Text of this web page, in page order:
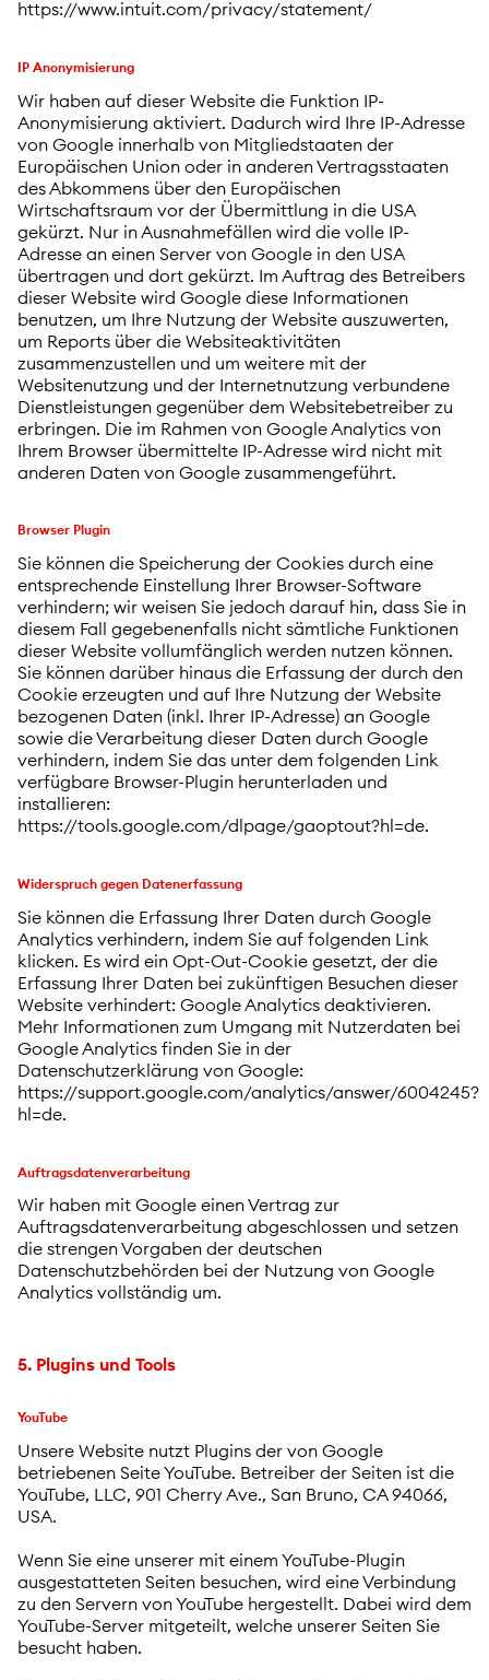
https://www.intuit.com/privacy/statement/
IP Anonymisierung
Wir haben auf dieser Website die Funktion IP-
Anonymisierung aktiviert. Dadurch wird Ihre IP-Adresse
von Google innerhalb von Mitgliedstaaten der
Europäischen Union oder in anderen Vertragsstaaten
des Abkommens über den Europäischen
Wirtschaftsraum vor der Übermittlung in die USA
gekürzt. Nur in Ausnahmefällen wird die volle IP-
Adresse an einen Server von Google in den USA
übertragen und dort gekürzt. Im Auftrag des Betreibers
dieser Website wird Google diese Informationen
benutzen, um Ihre Nutzung der Website auszuwerten,
um Reports über die Websiteaktivitäten
zusammenzustellen und um weitere mit der
Websitenutzung und der Internetnutzung verbundene
Dienstleistungen gegenüber dem Websitebetreiber zu
erbringen. Die im Rahmen von Google Analytics von
Ihrem Browser übermittelte IP-Adresse wird nicht mit
anderen Daten von Google zusammengeführt.
Browser Plugin
Sie können die Speicherung der Cookies durch eine
entsprechende Einstellung Ihrer Browser-Software
verhindern; wir weisen Sie jedoch darauf hin, dass Sie in
diesem Fall gegebenenfalls nicht sämtliche Funktionen
dieser Website vollumfänglich werden nutzen können.
Sie können darüber hinaus die Erfassung der durch den
Cookie erzeugten und auf Ihre Nutzung der Website
bezogenen Daten (inkl. Ihrer IP-Adresse) an Google
sowie die Verarbeitung dieser Daten durch Google
verhindern, indem Sie das unter dem folgenden Link
verfügbare Browser-Plugin herunterladen und
installieren:
https://tools.google.com/dlpage/gaoptout?hl=de.
Widerspruch gegen Datenerfassung
Sie können die Erfassung Ihrer Daten durch Google
Analytics verhindern, indem Sie auf folgenden Link
klicken. Es wird ein Opt-Out-Cookie gesetzt, der die
Erfassung Ihrer Daten bei zukünftigen Besuchen dieser
Website verhindert: Google Analytics deaktivieren.
Mehr Informationen zum Umgang mit Nutzerdaten bei
Google Analytics finden Sie in der
Datenschutzerklärung von Google:
https://support.google.com/analytics/answer/6004245?
hl=de.
Auftragsdatenverarbeitung
Wir haben mit Google einen Vertrag zur
Auftragsdatenverarbeitung abgeschlossen und setzen
die strengen Vorgaben der deutschen
Datenschutzbehörden bei der Nutzung von Google
Analytics vollständig um.
5. Plugins und Tools
YouTube
Unsere Website nutzt Plugins der von Google
betriebenen Seite YouTube. Betreiber der Seiten ist die
YouTube, LLC, 901 Cherry Ave., San Bruno, CA 94066,
USA.
Wenn Sie eine unserer mit einem YouTube-Plugin
ausgestatteten Seiten besuchen, wird eine Verbindung
zu den Servern von YouTube hergestellt. Dabei wird dem
YouTube-Server mitgeteilt, welche unserer Seiten Sie
besucht haben.